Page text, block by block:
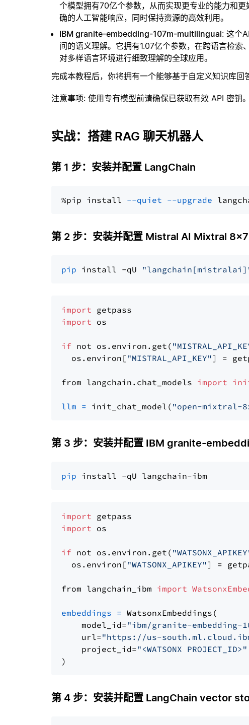
个模型拥有70亿个参数，从而实现更专业的能力和
确的人工智能响应，同时保持资源的高效利用。
IBM granite-embedding-107m-multilingual: 这个
间的语义理解。它拥有1.07亿个参数，在跨语言检
对多样语言环境进行细致理解的全球应用。
完成本教程后，你将拥有一个能够基于自定义知识库回
注意事项: 使用专有模型前请确保已获取有效 API 密钥。
实战：搭建 RAG 聊天机器人
第 1 步：安装并配置 LangChain
%pip install --quiet --upgrade
第 2 步：安装并配置 Mistral AI Mixtral
pip install -qU
import
import os
if not os.environ.get(
  os.environ[
"MISTRAL_API_KEY"] =
from langchain.chat_models import
llm = init_chat_model( "open-mixtral-
第 3 步：安装并配置 IBM granite-
pip
import
import os
if not os.environ.get(
  os.environ[
"WATSONX_APIKEY"] =
from langchain_ibm import
embeddings = WatsonxEmbeddings(
    model_id=
"ibm/granite-embedding-
    url=
"https://us-
    project_id=
"<WATSONX PROJECT_ID>"
第 4 步：安装并配置 LangChain vector